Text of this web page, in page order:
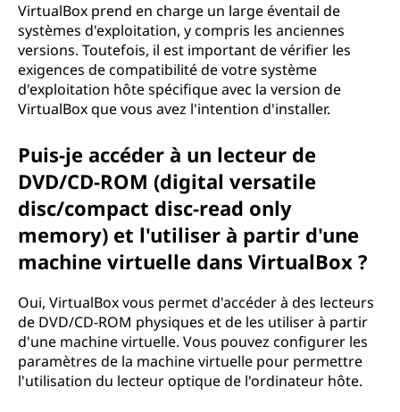
VirtualBox prend en charge un large éventail de
systèmes d'exploitation, y compris les anciennes
versions. Toutefois, il est important de vérifier les
exigences de compatibilité de votre système
d'exploitation hôte spécifique avec la version de
VirtualBox que vous avez l'intention d'installer.
Puis-je accéder à un lecteur de
DVD/CD-ROM (digital versatile
disc/compact disc-read only
memory) et l'utiliser à partir d'une
machine virtuelle dans VirtualBox ?
Oui, VirtualBox vous permet d'accéder à des lecteurs
de DVD/CD-ROM physiques et de les utiliser à partir
d'une machine virtuelle. Vous pouvez configurer les
paramètres de la machine virtuelle pour permettre
l'utilisation du lecteur optique de l'ordinateur hôte.